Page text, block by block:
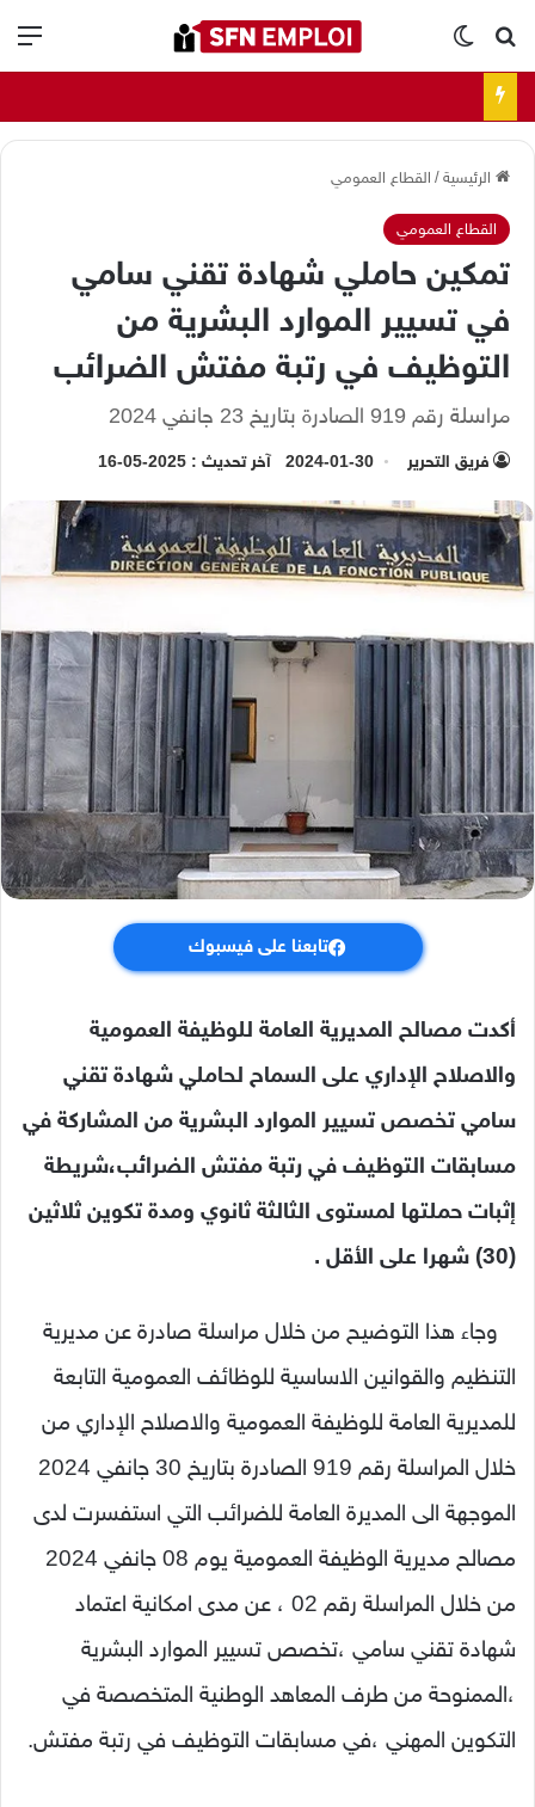
بحث عنالوضع المظلم
الرئيسية/ القطاع العمومي
القطاع العمومي
تمكين حاملي شهادة تقني سامي
في تسيير الموارد البشرية من
التوظيف في رتبة مفتش الضرائب
مراسلة رقم 919 الصادرة بتاريخ 23 جانفي 2024
فريق التحرير 2024-01-30 آخر تحديث : 2025-05-16
تابعنا على فيسبوك
أكدت مصالح المديرية العامة للوظيفة العمومية
والاصلاح الإداري على السماح لحاملي شهادة تقني
سامي تخصص تسيير الموارد البشرية من المشاركة في
مسابقات التوظيف في رتبة مفتش الضرائب،شريطة
إثبات حملتها لمستوى الثالثة ثانوي ومدة تكوين ثلاثين
(30) شهرا على الأقل .
وجاء هذا التوضيح من خلال مراسلة صادرة عن مديرية
التنظيم والقوانين الاساسية للوظائف العمومية التابعة
للمديرية العامة للوظيفة العمومية والاصلاح الإداري من
خلال المراسلة رقم 919 الصادرة بتاريخ 30 جانفي 2024
الموجهة الى المديرة العامة للضرائب التي استفسرت لدى
مصالح مديرية الوظيفة العمومية يوم 08 جانفي 2024
من خلال المراسلة رقم 02 ، عن مدى امكانية اعتماد
شهادة تقني سامي ،تخصص تسيير الموارد البشرية
،الممنوحة من طرف المعاهد الوطنية المتخصصة في
التكوين المهني ،في مسابقات التوظيف في رتبة مفتش.